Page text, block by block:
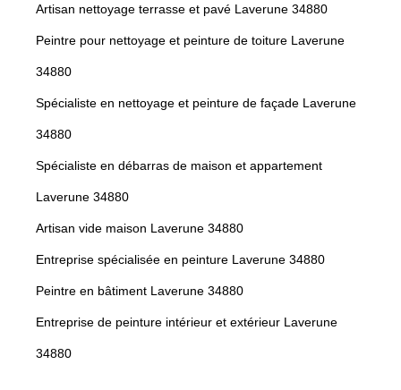
Artisan nettoyage terrasse et pavé Laverune 34880
Peintre pour nettoyage et peinture de toiture Laverune
34880
Spécialiste en nettoyage et peinture de façade Laverune
34880
Spécialiste en débarras de maison et appartement
Laverune 34880
Artisan vide maison Laverune 34880
Entreprise spécialisée en peinture Laverune 34880
Peintre en bâtiment Laverune 34880
Entreprise de peinture intérieur et extérieur Laverune
34880